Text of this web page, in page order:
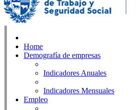
Home
Demografía de empresas
Indicadores Anuales
Indicadores Mensuales
Empleo